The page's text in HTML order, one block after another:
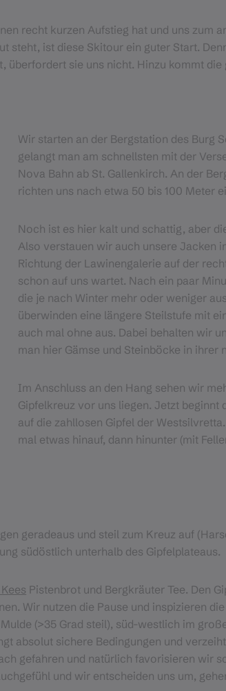
recht kurzen Aufstieg hat und uns zum
steht, ist diese Skitour ein guter Start.
überfordert sie uns nicht. Hinzu kommt
Wir starten an der Bergstation des Burg
gelangt man am schnellsten mit der
Nova Bahn ab St. Gallenkirch. An der
richten uns nach etwa 50 bis 100 Meter
Noch ist es hier kalt und schattig, aber
Also verstauen wir auch unsere Jacken
Richtung der Lawinengalerie auf der
schon auf uns wartet. Nach ein paar
die je nach Winter mehr oder weniger
überwinden eine längere Steilstufe mit
auch mal ohne aus. Dabei behalten wir
man hier Gämse und Steinböcke in ihrer
Im Anschluss an den Hang sehen wir
Gipfelkreuz vor uns liegen. Jetzt
auf die zahllosen Gipfel der
mal etwas hinauf, dann hinunter (mit
geradeaus und steil zum Kreuz auf
südöstlich unterhalb des Gipfelplateaus.
Pistenbrot und Bergkräuter Tee. Den
Wir nutzen die Pause und inspizieren
(>35 Grad steil), süd-westlich im
absolut sichere Bedingungen und
gefahren und natürlich favorisieren wir
und wir entscheiden uns um,